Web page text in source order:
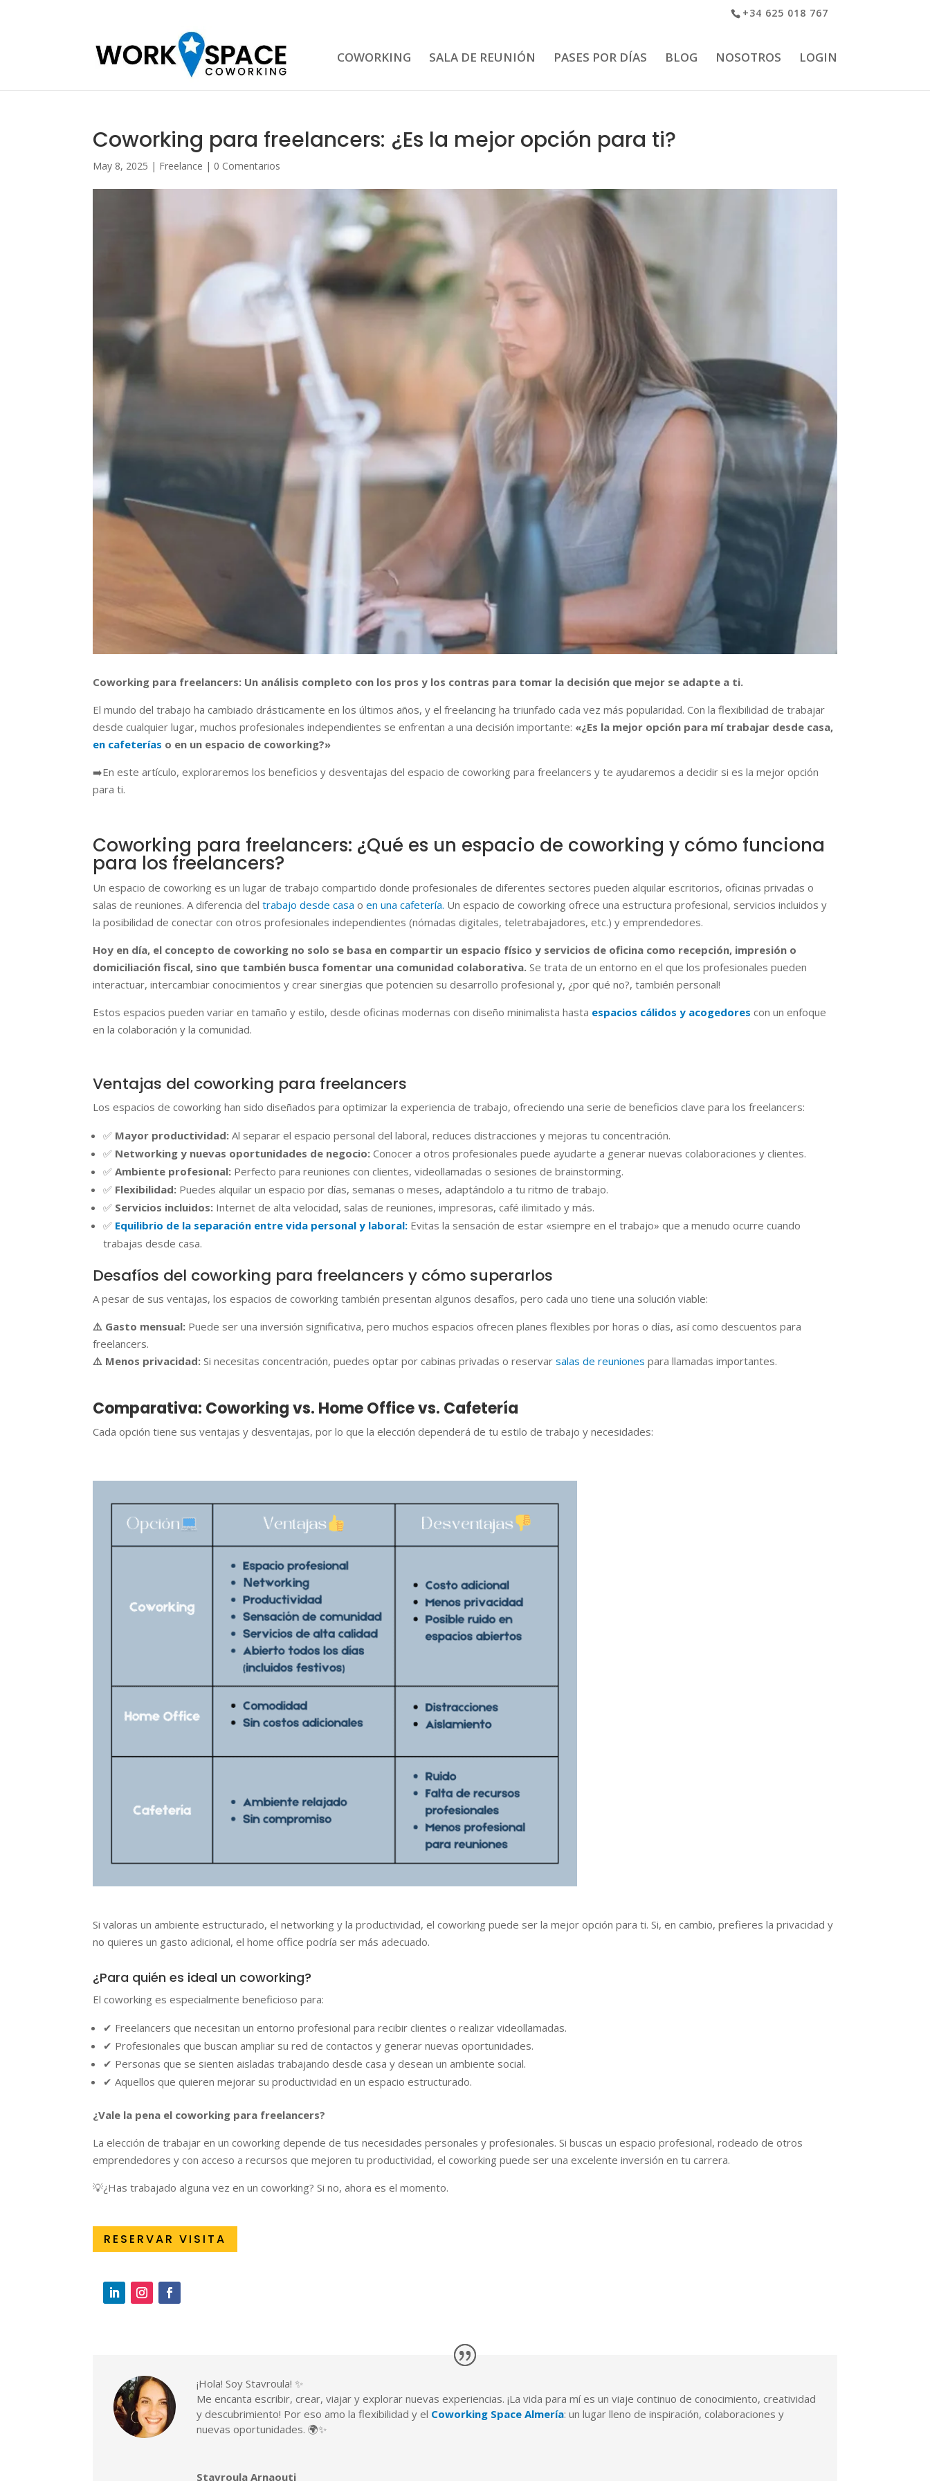
+34 625 018 767
COWORKING SALA DE REUNIÓN PASES POR DÍAS BLOG NOSOTROS LOGIN
Coworking para freelancers: ¿Es la mejor opción para ti?
May 8, 2025 | Freelance | 0 Comentarios
Coworking para freelancers: Un análisis completo con los pros y los contras para tomar la decisión que mejor se adapte a ti.
El mundo del trabajo ha cambiado drásticamente en los últimos años, y el freelancing ha triunfado cada vez más popularidad. Con la flexibilidad de trabajar
desde cualquier lugar, muchos profesionales independientes se enfrentan a una decisión importante: «¿Es la mejor opción para mí trabajar desde casa,
en cafeterías o en un espacio de coworking?»
➡️En este artículo, exploraremos los beneficios y desventajas del espacio de coworking para freelancers y te ayudaremos a decidir si es la mejor opción
para ti.
Coworking para freelancers: ¿Qué es un espacio de coworking y cómo funciona
para los freelancers?
Un espacio de coworking es un lugar de trabajo compartido donde profesionales de diferentes sectores pueden alquilar escritorios, oficinas privadas o
salas de reuniones. A diferencia deltrabajo desde casa oen una cafetería. Un espacio de coworking ofrece una estructura profesional, servicios incluidos y
la posibilidad de conectar con otros profesionales independientes (nómadas digitales, teletrabajadores, etc.) y emprendedores.
Hoy en día, el concepto de coworking no solo se basa en compartir un espacio físico y servicios de oficina como recepción, impresión o
domiciliación fiscal, sino que también busca fomentar una comunidad colaborativa. Se trata de un entorno en el que los profesionales pueden
interactuar, intercambiar conocimientos y crear sinergias que potencien su desarrollo profesional y, ¿por qué no?, también personal!
Estos espacios pueden variar en tamaño y estilo, desde oficinas modernas con diseño minimalista hasta espacios cálidos y acogedores con un enfoque
en la colaboración y la comunidad.
Ventajas del coworking para freelancers
Los espacios de coworking han sido diseñados para optimizar la experiencia de trabajo, ofreciendo una serie de beneficios clave para los freelancers:
✅ Mayor productividad: Al separar el espacio personal del laboral, reduces distracciones y mejoras tu concentración.
✅ Networking y nuevas oportunidades de negocio: Conocer a otros profesionales puede ayudarte a generar nuevas colaboraciones y clientes.
✅Ambiente profesional: Perfecto para reuniones con clientes, videollamadas o sesiones de brainstorming.
✅ Flexibilidad: Puedes alquilar un espacio por días, semanas o meses, adaptándolo a tu ritmo de trabajo.
✅ Servicios incluidos: Internet de alta velocidad, salas de reuniones, impresoras, café ilimitado y más.
✅ Equilibrio de la separación entre vida personal y laboral: Evitas la sensación de estar «siempre en el trabajo» que a menudo ocurre cuando
trabajas desde casa.
Desafíos del coworking para freelancers y cómo superarlos
A pesar de sus ventajas, los espacios de coworking también presentan algunos desafíos, pero cada uno tiene una solución viable:
⚠️ Gasto mensual: Puede ser una inversión significativa, pero muchos espacios ofrecen planes flexibles por horas o días, así como descuentos para
freelancers.
⚠️ Menos privacidad: Si necesitas concentración, puedes optar por cabinas privadas o reservarsalas de reuniones para llamadas importantes.
Comparativa: Coworking vs. Home Office vs. Cafetería
Cada opción tiene sus ventajas y desventajas, por lo que la elección dependerá de tu estilo de trabajo y necesidades:
Si valoras un ambiente estructurado, el networking y la productividad, el coworking puede ser la mejor opción para ti. Si, en cambio, prefieres la privacidad y
no quieres un gasto adicional, el home office podría ser más adecuado.
¿Para quién es ideal un coworking?
El coworking es especialmente beneficioso para:
✔ Freelancers que necesitan un entorno profesional para recibir clientes o realizar videollamadas.
✔ Profesionales que buscan ampliar su red de contactos y generar nuevas oportunidades.
✔ Personas que se sienten aisladas trabajando desde casa y desean un ambiente social.
✔ Aquellos que quieren mejorar su productividad en un espacio estructurado.
¿Vale la pena el coworking para freelancers?
La elección de trabajar en un coworking depende de tus necesidades personales y profesionales. Si buscas un espacio profesional, rodeado de otros
emprendedores y con acceso a recursos que mejoren tu productividad, el coworking puede ser una excelente inversión en tu carrera.
💡¿Has trabajado alguna vez en un coworking? Si no, ahora es el momento.
RESERVAR VISITA
¡Hola! Soy Stavroula! ✨
Me encanta escribir, crear, viajar y explorar nuevas experiencias. ¡La vida para mí es un viaje continuo de conocimiento, creatividad
y descubrimiento! Por eso amo la flexibilidad y el Coworking Space Almería: un lugar lleno de inspiración, colaboraciones y
nuevas oportunidades. 🌍✨
Stavroula Arnaouti